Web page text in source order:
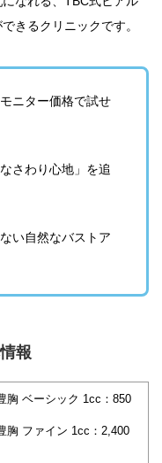
きるクリニックです。
ニター価格で試せ
さわり心地」を追
い自然なバストア
報
胸 ベーシック 1cc：850
胸 ファイン 1cc：2,400